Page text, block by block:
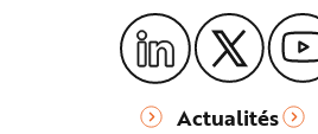
Actualités